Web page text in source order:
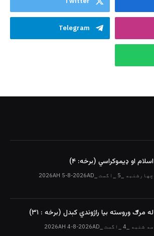
Telegram
اسلام او ډیموکراسي (برخه: ۴)
چهارشنبه _5 _اگست _2026AH 5-8-2026AD
له مرګ وروسته بیا راژوندي کېدل (برخه : ۳۱)
سه شنبه _4 _اگست _2026AH 4-8-2026AD